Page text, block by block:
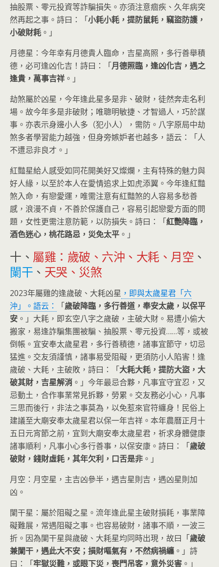
抽股票、零元投資等詐騙損失。亦須注意痼疾、久年病突
然再起之事。詩曰：「小耗小耗，提防鼠耗，竊盜防護，
小破財耗 。」
月德星：今年幸有月德貴人臨命，吉星高照，多行善舉積
德，必可逢凶化吉！詩曰：「月德照臨，逢凶化吉，遇之
逢貴，萬事吉祥 。」
劫煞屬於凶星，今年逢此星多是非、破財，徒然奔走名利
場。故今年多是非破財；唯聰明敏捷、才智過人，巧於謀
事。亦表示身邊小人多（犯小人），需防。八字原局中劫
煞多者學習能力越強，但身旁嫉妒者也越多，語云：「人
不遭忌非良才。」
紅豔星給人感受如同花開美好又燦爛，主有特殊的魅力與
好人緣，以至於本人在愛情追求上如虎添翼。今年逢紅豔
煞入命，有戀愛運，唯需注意有紅豔煞的人容易多愁善
感，浪漫不貞，不善於保護自己，容易引起戀愛方面的問
題，女性更需注意防範，以防損失。詩曰：「紅艷降臨，
酒色迷心，桃花路忌，災免太平 。」
十、 屬雞：歲破、六沖、大耗、月空 、
闌干 、 天哭、災煞
2023年屬雞的逢歲破、大耗凶星 ，即與太歲星君「六
沖」。語云：
「歲破降臨，多行善道，奉安太歲，以保平
安 。」 大耗，即玄空八字之歲破，主破大財。易遭小偷大
搬家，易逢詐騙集團被騙、抽股票、零元投資……等，或被
倒帳。宜安奉太歲星君，多行善積德，諸事宜節守，切忌
猛進。交友須謹慎，諸事易受阻礙，更須防小人陷害！逢
歲破、大耗，主破敗，詩曰：「大耗大耗，提防大盜，大
破其財，吉星解消 。」今年最忌合夥，凡事宜守宜忍，又
忌動土，合作事業常見拆夥，勞累。交友務必小心，凡事
三思而後行，非法之事莫為，以免惹來官符纏身！民俗上
建議至大廟安奉太歲星君以保一年吉祥。本年農曆正月十
五日元宵節之前，宜到大廟安奉太歲星君，祈求身體健康
諸事順利，凡事小心多行善事，以保安康。詩曰：「歲破
破財，錢財虛耗，其年欠利，口舌是非 。」
月空：月空星，主吉凶參半，遇吉星則吉，遇凶星則加
凶。
闌干星：屬於阻礙之星。流年逢此星主破財損耗，事業障
礙難展，常遇阻礙之事。也容易破財，諸事不順，一波三
折。因為闌干星與歲破、大耗星均同時出現，故曰「歲破
兼闌干，遇此大不安；損財嘔氣有，不然病禍纏 。」詩
曰：「牢獄災難，或眼下災，喪門吊客，意外災害 。」